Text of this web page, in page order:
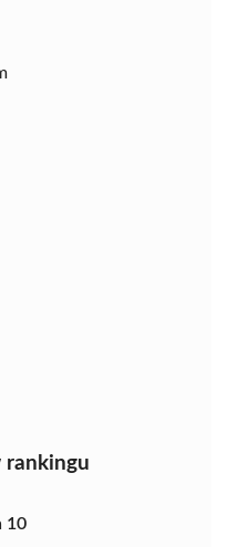
rankingu
10